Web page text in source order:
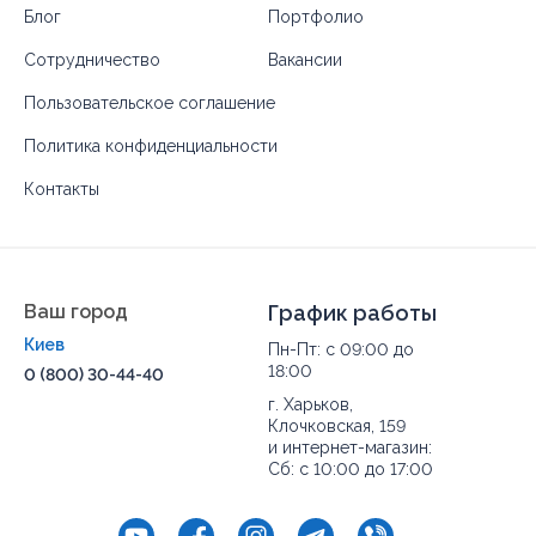
г-образная заключает все элементы комнаты в
гарантию надежности, долговечности и стильный
ногу со временем, благодаря чему Вы каждый год
бренда. Все они соответствуют современным
Блог Портфолио
Сотрудничество Вакансии
Пользовательское соглашение
Политика конфиденциальности
Контакты
Ваш город
Киев
0 (800) 30-44-40
График работы
Пн-Пт: с 09:00 до
18:00
г. Харьков,
Клочковская, 159
и интернет-магазин:
Сб: с 10:00 до 17:00